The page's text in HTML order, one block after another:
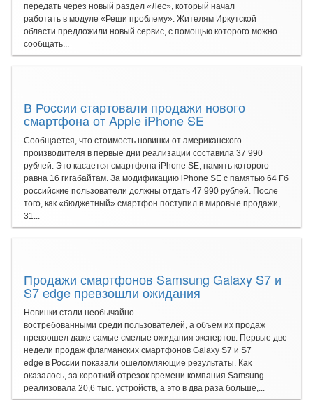
передать через новый раздел «Лес», который начал
работать в модуле «Реши проблему». Жителям Иркутской
области предложили новый сервис, с помощью которого можно
сообщать...
В России стартовали продажи нового
смартфона от Apple iPhone SE
Сообщается, что стоимость новинки от американского
производителя в первые дни реализации составила 37 990
рублей. Это касается смартфона iPhone SE, память которого
равна 16 гигабайтам. За модификацию iPhone SE с памятью 64 Гб
российские пользователи должны отдать 47 990 рублей. После
того, как «бюджетный» смартфон поступил в мировые продажи,
31...
Продажи смартфонов Samsung Galaxy S7 и
S7 edge превзошли ожидания
Новинки стали необычайно
востребованными среди пользователей, а объем их продаж
превзошел даже самые смелые ожидания экспертов. Первые две
недели продаж флагманских смартфонов Galaxy S7 и S7
edge в России показали ошеломляющие результаты. Как
оказалось, за короткий отрезок времени компания Samsung
реализовала 20,6 тыс. устройств, а это в два раза больше,...